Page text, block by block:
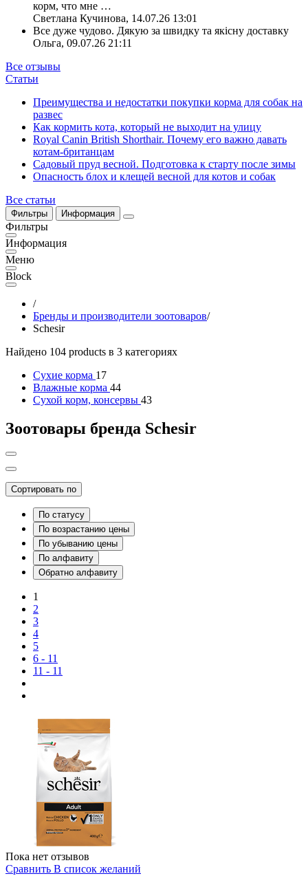
корм, что мне …
Светлана Кучинова, 14.07.26 13:01
Все дуже чудово. Дякую за швидку та якісну доставку
Ольга, 09.07.26 21:11
Все отзывы
Статьи
Преимущества и недостатки покупки корма для собак на
развес
Как кормить кота, который не выходит на улицу
Royal Canin British Shorthair. Почему его важно давать
котам-британцам
Садовый пруд весной. Подготовка к старту после зимы
Опасность блох и клещей весной для котов и собак
Все статьи
Фильтры Информация
Фильтры
Информация
Меню
Block
/
Бренды и производители зоотоваров/
Schesir
Найдено 104 products в 3 категориях
Сухие корма 17
Влажные корма 44
Сухой корм, консервы 43
Зоотовары бренда Schesir
Сортировать по
По статусу
По возрастанию цены
По убыванию цены
По алфавиту
Обратно алфавиту
1
2
3
4
5
6 - 11
11 - 11
Пока нет отзывов
Сравнить В список желаний